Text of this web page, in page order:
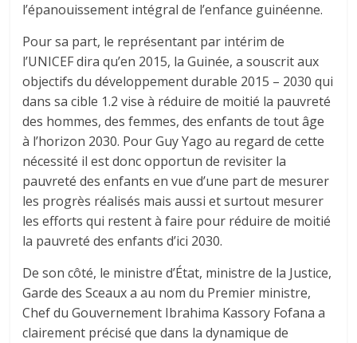
l’épanouissement intégral de l’enfance guinéenne.
Pour sa part, le représentant par intérim de
l’UNICEF dira qu’en 2015, la Guinée, a souscrit aux
objectifs du développement durable 2015 – 2030 qui
dans sa cible 1.2 vise à réduire de moitié la pauvreté
des hommes, des femmes, des enfants de tout âge
à l’horizon 2030. Pour Guy Yago au regard de cette
nécessité il est donc opportun de revisiter la
pauvreté des enfants en vue d’une part de mesurer
les progrès réalisés mais aussi et surtout mesurer
les efforts qui restent à faire pour réduire de moitié
la pauvreté des enfants d’ici 2030.
De son côté, le ministre d’État, ministre de la Justice,
Garde des Sceaux a au nom du Premier ministre,
Chef du Gouvernement Ibrahima Kassory Fofana a
clairement précisé que dans la dynamique de